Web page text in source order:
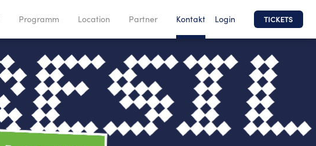
Programm Location Partner Kontakt Login TICKETS